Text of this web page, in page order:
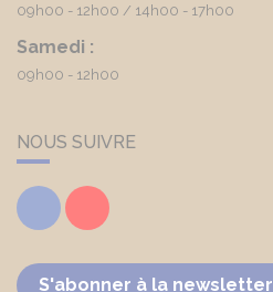
09h00 - 12h00 14h00 - 17h00
Samedi :
09h00 - 12h00
NOUS SUIVRE
FacebookYoutube
S'abonner à la newsletter